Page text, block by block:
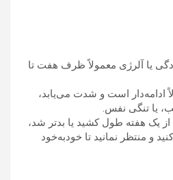
یا آلرژی معمولاً ظرف هفت تا
ادامه‌دار است و شدت می‌یابد،
یا تنگی نفس.
از یک هفته طول کشید یا بدتر شد،
و منتظر نمانید تا خودبه‌خود